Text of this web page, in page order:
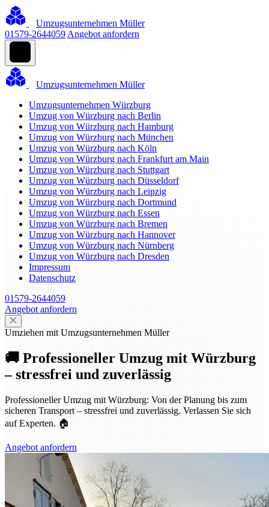
Umzugsunternehmen Müller
01579-2644059 Angebot anfordern
Umzugsunternehmen Müller
Umzugsunternehmen Würzburg
Umzug von Würzburg nach Berlin
Umzug von Würzburg nach Hamburg
Umzug von Würzburg nach München
Umzug von Würzburg nach Köln
Umzug von Würzburg nach Frankfurt am Main
Umzug von Würzburg nach Stuttgart
Umzug von Würzburg nach Düsseldorf
Umzug von Würzburg nach Leipzig
Umzug von Würzburg nach Dortmund
Umzug von Würzburg nach Essen
Umzug von Würzburg nach Bremen
Umzug von Würzburg nach Hannover
Umzug von Würzburg nach Nürnberg
Umzug von Würzburg nach Dresden
Impressum
Datenschutz
01579-2644059
Angebot anfordern
Umziehen mit Umzugsunternehmen Müller
🚚 Professioneller Umzug mit Würzburg
– stressfrei und zuverlässig
Professioneller Umzug mit Würzburg: Von der Planung bis zum
sicheren Transport – stressfrei und zuverlässig. Verlassen Sie sich
auf Experten. 🏠
Angebot anfordern